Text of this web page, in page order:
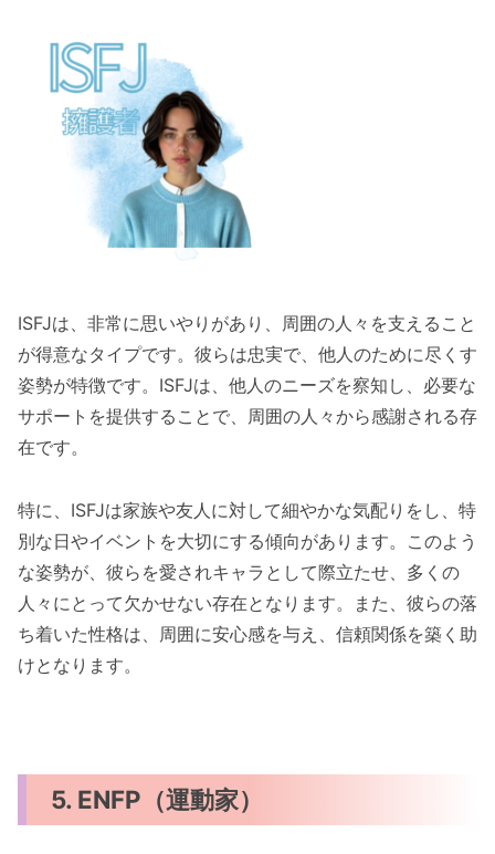
ISFJは、非常に思いやりがあり、周囲の人々を支えること
が得意なタイプです。彼らは忠実で、他人のために尽くす
姿勢が特徴です。ISFJは、他人のニーズを察知し、必要な
サポートを提供することで、周囲の人々から感謝される存
在です。
特に、ISFJは家族や友人に対して細やかな気配りをし、特
別な日やイベントを大切にする傾向があります。このよう
な姿勢が、彼らを愛されキャラとして際立たせ、多くの
人々にとって欠かせない存在となります。また、彼らの落
ち着いた性格は、周囲に安心感を与え、信頼関係を築く助
けとなります。
5. ENFP（運動家）